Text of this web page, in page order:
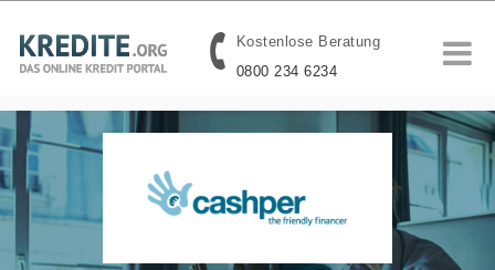
Kostenlose Beratung
0800 234 6234